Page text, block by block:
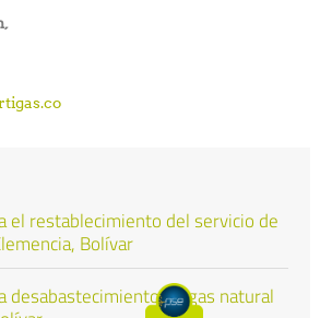
el restablecimiento del servicio de
Bolívar
desabastecimiento de gas natural